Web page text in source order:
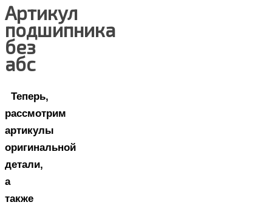
Артикул
подшипника
без
абс
Теперь,
рассмотрим
артикулы
оригинальной
детали,
а
также